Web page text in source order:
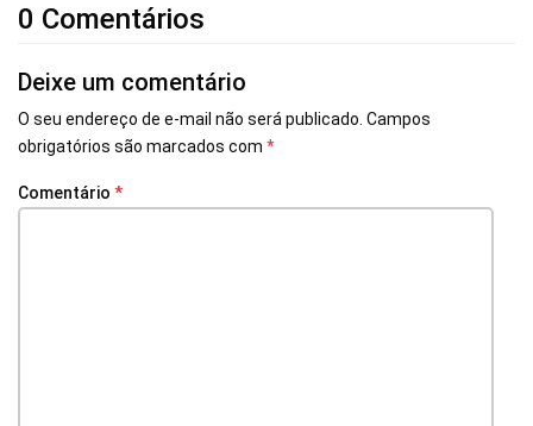
0 Comentários
Deixe um comentário
O seu endereço de e-mail não será publicado. Campos
obrigatórios são marcados com *
Comentário *